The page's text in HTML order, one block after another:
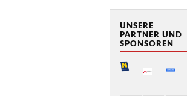
UNSERE
PARTNER UND
SPONSOREN